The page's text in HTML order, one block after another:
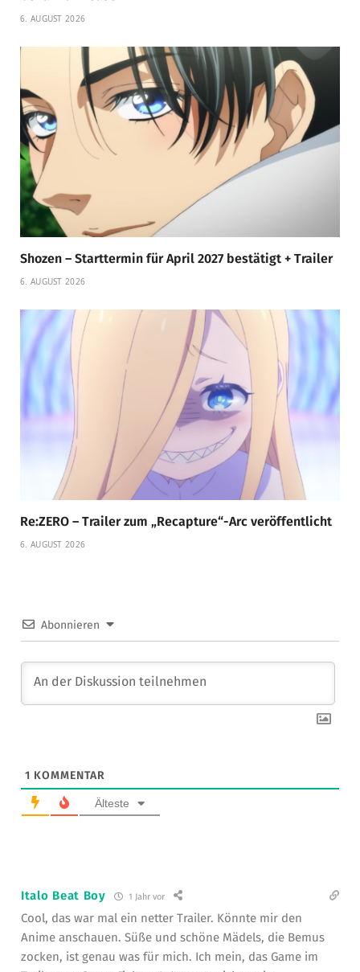
6. AUGUST 2026
Shozen – Starttermin für April 2027 bestätigt + Trailer
6. AUGUST 2026
Re:ZERO – Trailer zum „Recapture“-Arc veröffentlicht
6. AUGUST 2026
Abonnieren
1 KOMMENTAR
Älteste
Italo Beat Boy 1 Jahr vor
Cool, das war mal ein netter Trailer. Könnte mir den
Anime anschauen. Süße und schöne Mädels, die Bemus
zocken, ist genau was für mich. Ich mein, das Game im